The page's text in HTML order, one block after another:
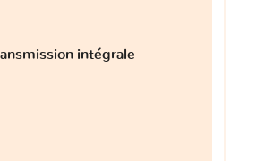
intégrale